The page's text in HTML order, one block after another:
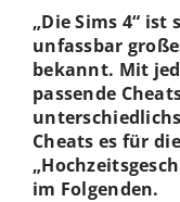
„Die Sims 4“
unfassbar
bekannt. Mit
passende
Cheats es für
im Folgenden.